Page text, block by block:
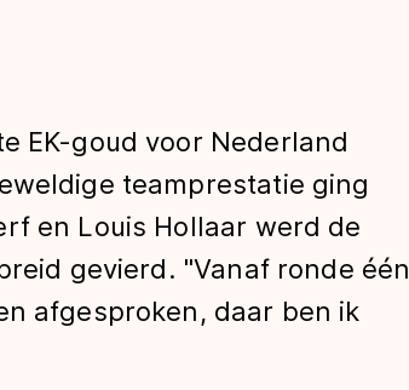
EK-goud voor Nederland
teamprestatie ging
en Louis Hollaar werd de
gevierd. "Vanaf ronde één
afgesproken, daar ben ik